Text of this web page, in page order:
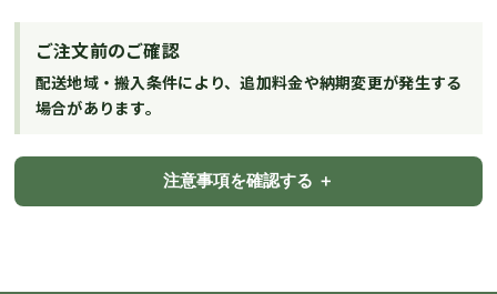
ご注文前のご確認
配送地域・搬入条件により、追加料金や納期変更が発生する
場合があります。
注意事項を確認する